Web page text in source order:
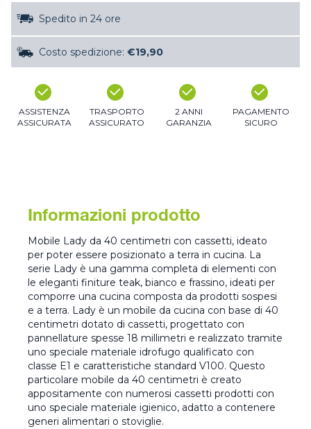
Spedito in 24 ore
Costo spedizione: €19,90
ASSISTENZA
ASSICURATA
TRASPORTO
ASSICURATO
2 ANNI
GARANZIA
PAGAMENTO
SICURO
Informazioni prodotto
Mobile Lady da 40 centimetri con cassetti, ideato
per poter essere posizionato a terra in cucina. La
serie Lady è una gamma completa di elementi con
le eleganti finiture teak, bianco e frassino, ideati per
comporre una cucina composta da prodotti sospesi
e a terra. Lady è un mobile da cucina con base di 40
centimetri dotato di cassetti, progettato con
pannellature spesse 18 millimetri e realizzato tramite
uno speciale materiale idrofugo qualificato con
classe E1 e caratteristiche standard V100. Questo
particolare mobile da 40 centimetri è creato
appositamente con numerosi cassetti prodotti con
uno speciale materiale igienico, adatto a contenere
generi alimentari o stoviglie.